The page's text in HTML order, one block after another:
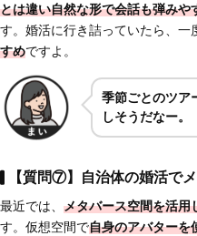
とは違い自然な形で会話も弾みや
す。婚活に行き詰っていたら、一
すめですよ。
季節ごとのツア
しそうだなー。
【質問⑦】自治体の婚活で
最近では、 メタバース空間を活用
す。仮想空間で自身のアバターを